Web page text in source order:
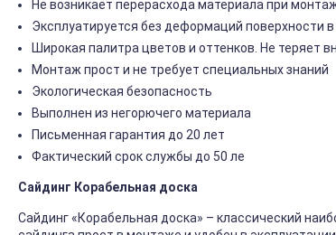
Не возникает перерасхода материала при
Эксплуатируется без деформаций поверхности
Широкая палитра цветов и оттенков. Не теряет
Монтаж прост и не требует специальных знаний
Экологическая безопасность
Выполнен из негорючего материала
Письменная гарантия до 20 лет
Фактический срок службы до 50 ле
Сайдинг Корабельная доска
Сайдинг «Корабельная доска» – классический